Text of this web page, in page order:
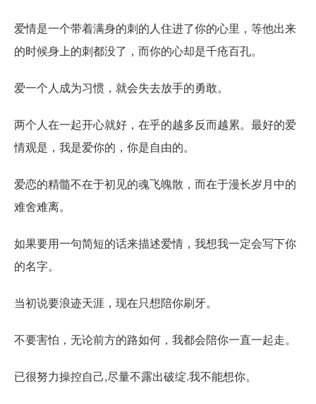
爱情是一个带着满身的刺的人住进了你的心里，等他出来
的时候身上的刺都没了，而你的心却是千疮百孔。
爱一个人成为习惯，就会失去放手的勇敢。
两个人在一起开心就好，在乎的越多反而越累。最好的爱
情观是，我是爱你的，你是自由的。
爱恋的精髓不在于初见的魂飞魄散，而在于漫长岁月中的
难舍难离。
如果要用一句简短的话来描述爱情，我想我一定会写下你
的名字。
当初说要浪迹天涯，现在只想陪你刷牙。
不要害怕，无论前方的路如何，我都会陪你一直一起走。
已很努力操控自己,尽量不露出破绽.我不能想你。